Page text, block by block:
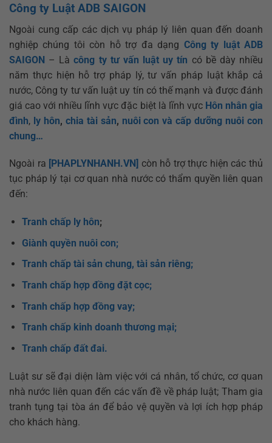
Công ty Luật ADB SAIGON
Ngoài cung cấp các dịch vụ pháp lý liên quan đến doanh
nghiệp chúng tôi còn hỗ trợ đa dạng Công ty luật ADB
SAIGON – Làcông ty tư vấn luật uy tín có bề dày nhiều
năm thực hiện hỗ trợ pháp lý, tư vấn pháp luật khắp cả
nước, Công ty tư vấn luật uy tín có thế mạnh và được đánh
giá cao với nhiều lĩnh vực đặc biệt là lĩnh vựcHôn nhân gia
đình, ly hôn, chia tài sản, nuôi con và cấp dưỡng nuôi con
chung…
Ngoài ra [PHAPLYNHANH.VN] còn hỗ trợ thực hiện các thủ
tục pháp lý tại cơ quan nhà nước có thẩm quyền liên quan
đến:
Tranh chấp ly hôn;
Giành quyền nuôi con;
Tranh chấp tài sản chung, tài sản riêng;
Tranh chấp hợp đồng đặt cọc;
Tranh chấp hợp đồng vay;
Tranh chấp kinh doanh thương mại;
Tranh chấp đất đai.
Luật sư sẽ đại diện làm việc với cá nhân, tổ chức, cơ quan
nhà nước liên quan đến các vấn đề về pháp luật; Tham gia
tranh tụng tại tòa án để bảo vệ quyền và lợi ích hợp pháp
cho khách hàng.